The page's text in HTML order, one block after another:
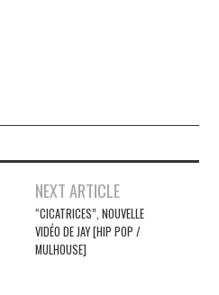
NEXT ARTICLE
“CICATRICES”, NOUVELLE
VIDÉO DE JAY [HIP POP /
MULHOUSE]